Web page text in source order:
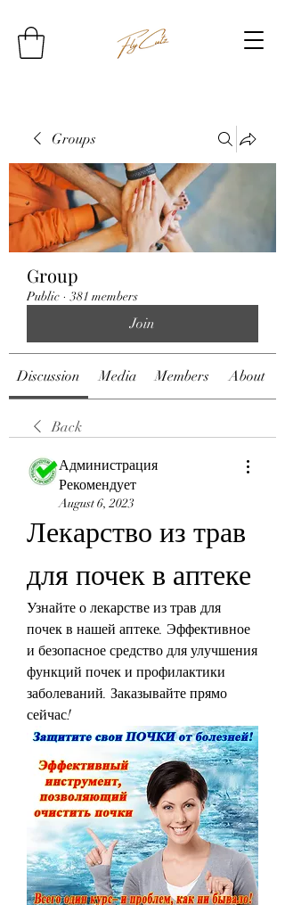
Groups
Group
Public · 381 members
Join
Discussion Media Members About
Back
Администрация
Рекомендует
August 6, 2023
Лекарство из трав
для почек в аптеке
Узнайте о лекарстве из трав для
почек в нашей аптеке. Эффективное
и безопасное средство для улучшения
функций почек и профилактики
заболеваний. Заказывайте прямо
сейчас!